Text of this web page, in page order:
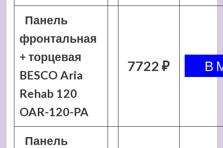
Панель
фронтальная
+ торцевая
BESCO Aria
Rehab 120
OAR-120-PA
7722 ₽
Панель